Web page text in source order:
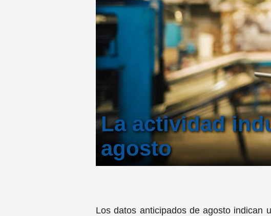
La actividad
agosto
Los datos anticipados de agosto indican